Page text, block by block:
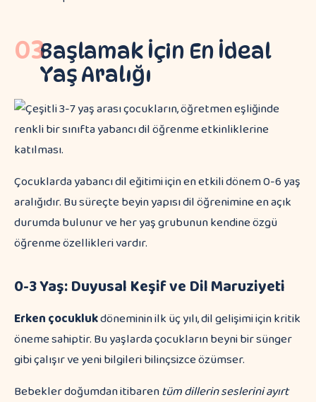
03Başlamak İçin En İdeal
Yaş Aralığı
Çocuklarda yabancı dil eğitimi için en etkili dönem 0-6 yaş
aralığıdır. Bu süreçte beyin yapısı dil öğrenimine en açık
durumda bulunur ve her yaş grubunun kendine özgü
öğrenme özellikleri vardır.
0-3 Yaş: Duyusal Keşif ve Dil Maruziyeti
Erken çocuklukdöneminin ilk üç yılı, dil gelişimi için kritik
öneme sahiptir. Bu yaşlarda çocukların beyni bir sünger
gibi çalışır ve yeni bilgileri bilinçsizce özümser.
Bebekler doğumdan itibarentüm dillerin seslerini ayırt